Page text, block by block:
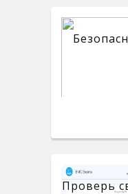
Проверь